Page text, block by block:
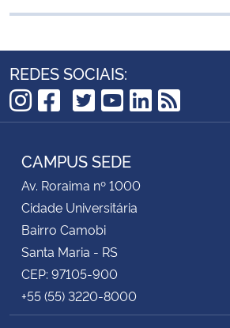
REDES SOCIAIS:
Instagram
Facebook
TikTok
Twitter
YouTube
LinkedIn
RSS
CAMPUS SEDE
Av. Roraima nº 1000
Cidade Universitária
Bairro Camobi
Santa Maria - RS
CEP: 97105-900
+55 (55) 3220-8000